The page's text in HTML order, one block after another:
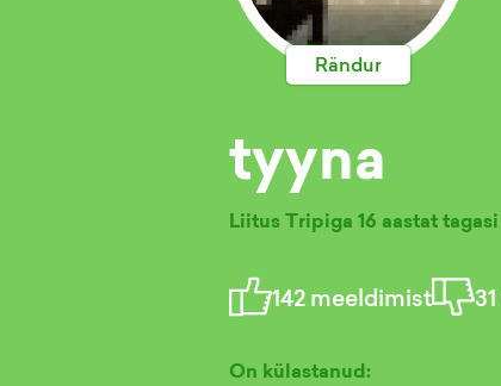
Rändur
tyyna
Liitus Tripiga 16 aastat tagasi
142meeldimist 31
On külastanud: